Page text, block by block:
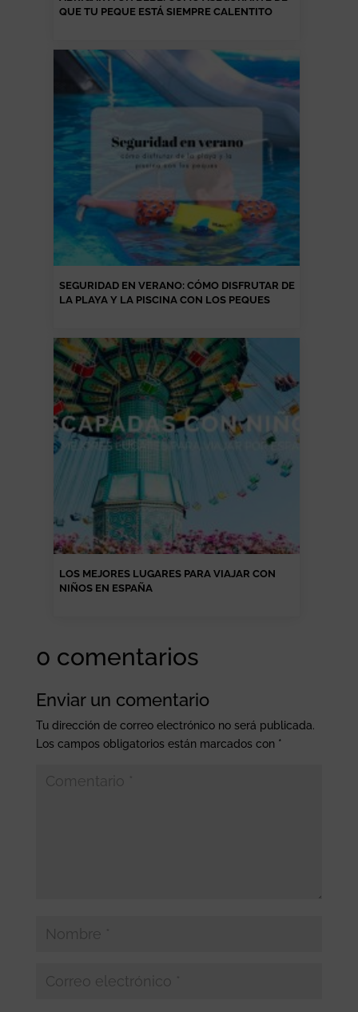
QUE TU PEQUE ESTÁ SIEMPRE CALENTITO
SEGURIDAD EN VERANO: CÓMO DISFRUTAR DE
LA PLAYA Y LA PISCINA CON LOS PEQUES
LOS MEJORES LUGARES PARA VIAJAR CON
NIÑOS EN ESPAÑA
0 comentarios
Enviar un comentario
Tu dirección de correo electrónico no será publicada.
Los campos obligatorios están marcados con *